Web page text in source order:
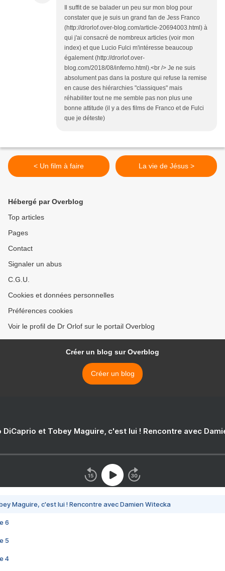
Il suffit de se balader un peu sur mon blog pour
constater que je suis un grand fan de Jess Franco
(http://drorlof.over-blog.com/article-20694003.html) à
qui j'ai consacré de nombreux articles (voir mon
index) et que Lucio Fulci m'intéresse beaucoup
également (http://drorlof.over-
blog.com/2018/08/inferno.html).<br /> Je ne suis
absolument pas dans la posture qui refuse la remise
en cause des hiérarchies "classiques" mais
réhabiliter tout ne me semble pas non plus une
bonne attitude (il y a des films de Franco et de Fulci
que je déteste)
< Un film à faire La vie de Jésus >
Hébergé par Overblog
Top articles
Pages
Contact
Signaler un abus
C.G.U.
Cookies et données personnelles
Préférences cookies
Voir le profil de Dr Orlof sur le portail Overblog
Créer un blog sur Overblog
Créer un blog
DiCaprio et Tobey Maguire, c'est lui ! Rencontre avec
Maguire, c'est lui ! Rencontre avec Damien Witecka
6
5
4